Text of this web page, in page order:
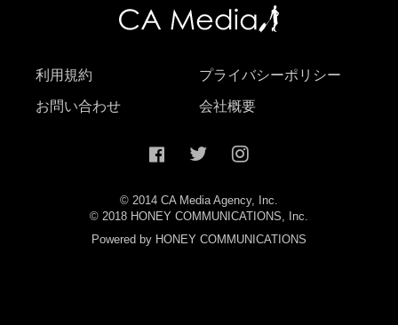
利用規約 プライバシーポリシー
お問い合わせ 会社概要
© 2014 CA Media Agency, Inc.
© 2018 HONEY COMMUNICATIONS, Inc.
Powered by HONEY COMMUNICATIONS